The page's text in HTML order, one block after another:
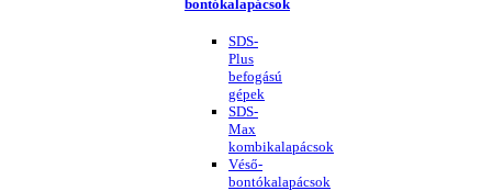
bontókalapácsok
SDS-
Plus
befogású
gépek
SDS-
Max
kombikalapácsok
Véső-
bontókalapácsok